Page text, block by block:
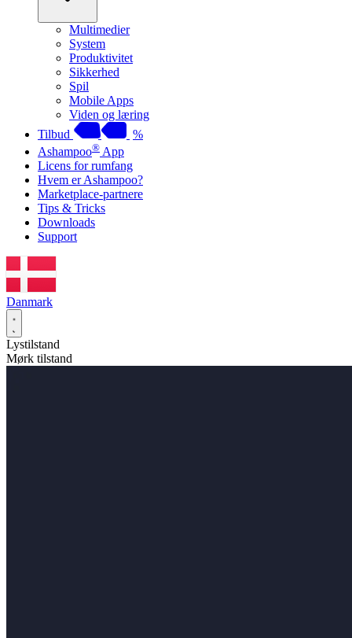
Multimedier
System
Produktivitet
Sikkerhed
Spil
Mobile Apps
Viden og læring
Tilbud
%
Ashampoo® App
Licens for rumfang
Hvem er Ashampoo?
Marketplace-partnere
Tips & Tricks
Downloads
Support
Danmark
Lystilstand
Mørk tilstand